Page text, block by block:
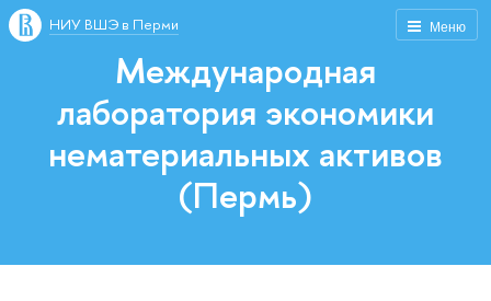
Меню
НИУ ВШЭ в Перми
Международная
лаборатория экономики
нематериальных активов
(Пермь)